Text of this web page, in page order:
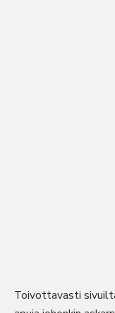
Toivottavasti